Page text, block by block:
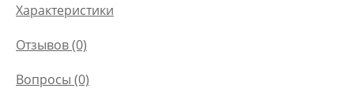
Характеристики
Отзывов (0)
Вопросы (0)